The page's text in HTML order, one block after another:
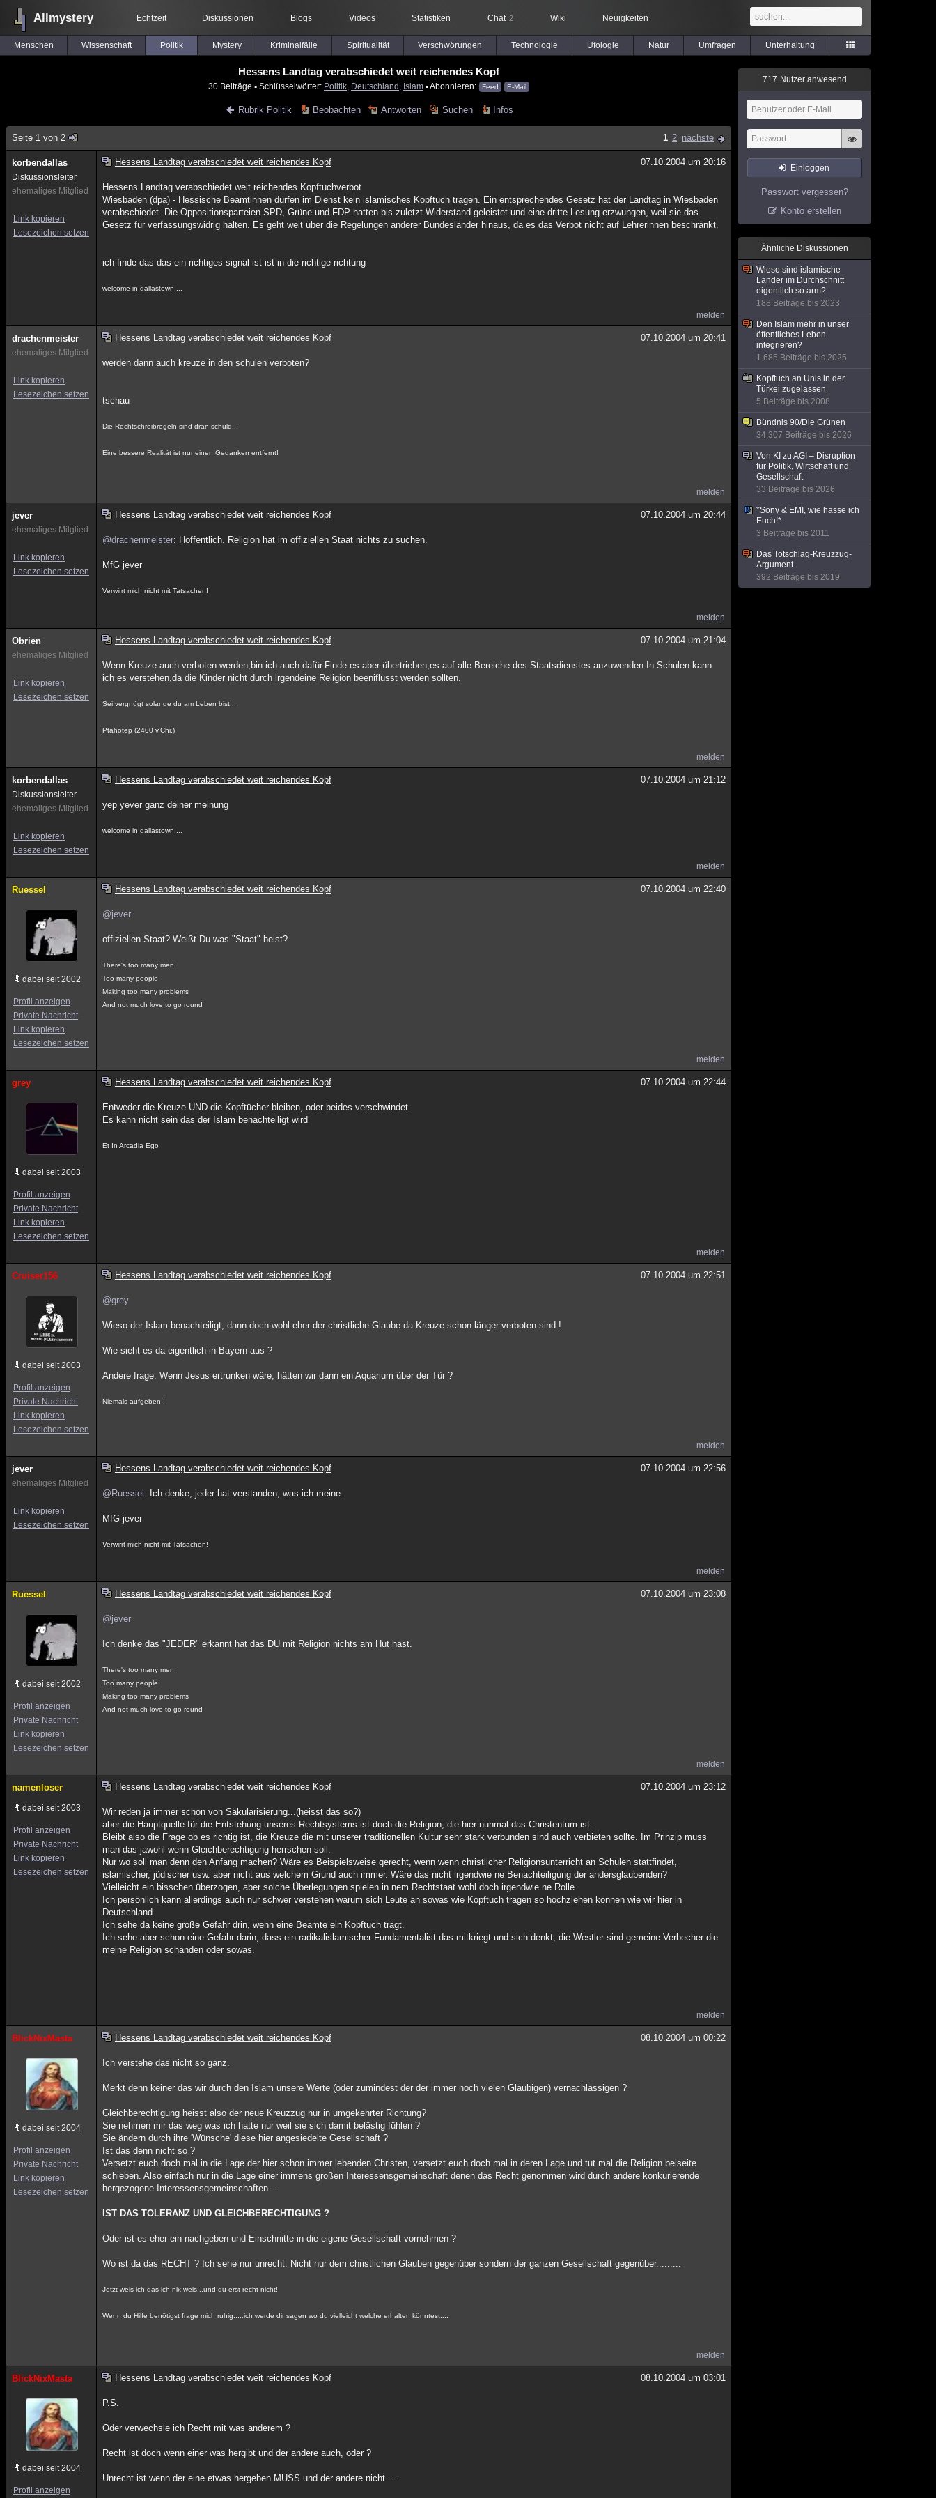
Allmystery Echtzeit Diskussionen Blogs Videos Statistiken Chat 2 Wiki Neuigkeiten
Menschen Wissenschaft Politik Mystery Kriminalfälle Spiritualität Verschwörungen Technologie Ufologie Natur Umfragen Unterhaltung
Hessens Landtag verabschiedet weit reichendes Kopf
30 Beiträge ▪ Schlüsselwörter: Politik Deutschland Islam ▪ Abonnieren: Feed E-Mail
Rubrik Politik Beobachten Antworten Suchen Infos
Seite 1 von 2 1 2 nächste
korbendallas
Diskussionsleiter
ehemaliges Mitglied
Link kopieren
Lesezeichen setzen
Hessens Landtag verabschiedet weit reichendes Kopf 07.10.2004 um 20:16
Hessens Landtag verabschiedet weit reichendes Kopftuchverbot
Wiesbaden (dpa) - Hessische Beamtinnen dürfen im Dienst kein islamisches Kopftuch tragen. Ein entsprechendes Gesetz hat der Landtag in Wiesbaden
verabschiedet. Die Oppositionsparteien SPD, Grüne und FDP hatten bis zuletzt Widerstand geleistet und eine dritte Lesung erzwungen, weil sie das
Gesetz für verfassungswidrig halten. Es geht weit über die Regelungen anderer Bundesländer hinaus, da es das Verbot nicht auf Lehrerinnen beschränkt.
ich finde das das ein richtiges signal ist ist in die richtige richtung
welcome in dallastown....
melden
drachenmeister
ehemaliges Mitglied
Link kopieren
Lesezeichen setzen
Hessens Landtag verabschiedet weit reichendes Kopf 07.10.2004 um 20:41
werden dann auch kreuze in den schulen verboten?
tschau
Die Rechtschreibregeln sind dran schuld...
Eine bessere Realität ist nur einen Gedanken entfernt!
melden
jever
ehemaliges Mitglied
Link kopieren
Lesezeichen setzen
Hessens Landtag verabschiedet weit reichendes Kopf 07.10.2004 um 20:44
@drachenmeister: Hoffentlich. Religion hat im offiziellen Staat nichts zu suchen.
MfG jever
Verwirrt mich nicht mit Tatsachen!
melden
Obrien
ehemaliges Mitglied
Link kopieren
Lesezeichen setzen
Hessens Landtag verabschiedet weit reichendes Kopf 07.10.2004 um 21:04
Wenn Kreuze auch verboten werden,bin ich auch dafür.Finde es aber übertrieben,es auf alle Bereiche des Staatsdienstes anzuwenden.In Schulen kann
ich es verstehen,da die Kinder nicht durch irgendeine Religion beeniflusst werden sollten.
Sei vergnügt solange du am Leben bist...
Ptahotep (2400 v.Chr.)
melden
korbendallas
Diskussionsleiter
ehemaliges Mitglied
Link kopieren
Lesezeichen setzen
Hessens Landtag verabschiedet weit reichendes Kopf 07.10.2004 um 21:12
yep yever ganz deiner meinung
welcome in dallastown....
melden
Ruessel
dabei seit 2002
Profil anzeigen
Private Nachricht
Link kopieren
Lesezeichen setzen
Hessens Landtag verabschiedet weit reichendes Kopf 07.10.2004 um 22:40
@jever
offiziellen Staat? Weißt Du was "Staat" heist?
There's too many men
Too many people
Making too many problems
And not much love to go round
melden
grey
dabei seit 2003
Profil anzeigen
Private Nachricht
Link kopieren
Lesezeichen setzen
Hessens Landtag verabschiedet weit reichendes Kopf 07.10.2004 um 22:44
Entweder die Kreuze UND die Kopftücher bleiben, oder beides verschwindet.
Es kann nicht sein das der Islam benachteiligt wird
Et In Arcadia Ego
melden
Cruiser156
dabei seit 2003
Profil anzeigen
Private Nachricht
Link kopieren
Lesezeichen setzen
Hessens Landtag verabschiedet weit reichendes Kopf 07.10.2004 um 22:51
@grey
Wieso der Islam benachteiligt, dann doch wohl eher der christliche Glaube da Kreuze schon länger verboten sind !
Wie sieht es da eigentlich in Bayern aus ?
Andere frage: Wenn Jesus ertrunken wäre, hätten wir dann ein Aquarium über der Tür ?
Niemals aufgeben !
melden
jever
ehemaliges Mitglied
Link kopieren
Lesezeichen setzen
Hessens Landtag verabschiedet weit reichendes Kopf 07.10.2004 um 22:56
@Ruessel : Ich denke, jeder hat verstanden, was ich meine.
MfG jever
Verwirrt mich nicht mit Tatsachen!
melden
Ruessel
dabei seit 2002
Profil anzeigen
Private Nachricht
Link kopieren
Lesezeichen setzen
Hessens Landtag verabschiedet weit reichendes Kopf 07.10.2004 um 23:08
@jever
Ich denke das "JEDER" erkannt hat das DU mit Religion nichts am Hut hast.
There's too many men
Too many people
Making too many problems
And not much love to go round
melden
namenloser
dabei seit 2003
Profil anzeigen
Private Nachricht
Link kopieren
Lesezeichen setzen
Hessens Landtag verabschiedet weit reichendes Kopf 07.10.2004 um 23:12
Wir reden ja immer schon von Säkularisierung...(heisst das so?)
aber die Hauptquelle für die Entstehung unseres Rechtsystems ist doch die Religion, die hier nunmal das Christentum ist.
Bleibt also die Frage ob es richtig ist, die Kreuze die mit unserer traditionellen Kultur sehr stark verbunden sind auch verbieten sollte. Im Prinzip muss
man das jawohl wenn Gleichberechtigung herrschen soll.
Nur wo soll man denn den Anfang machen? Wäre es Beispielsweise gerecht, wenn wenn christlicher Religionsunterricht an Schulen stattfindet,
islamischer, jüdischer usw. aber nicht aus welchem Grund auch immer. Wäre das nicht irgendwie ne Benachteiligung der andersglaubenden?
Vielleicht ein bisschen überzogen, aber solche Überlegungen spielen in nem Rechtstaat wohl doch irgendwie ne Rolle.
Ich persönlich kann allerdings auch nur schwer verstehen warum sich Leute an sowas wie Kopftuch tragen so hochziehen können wie wir hier in
Deutschland.
Ich sehe da keine große Gefahr drin, wenn eine Beamte ein Kopftuch trägt.
Ich sehe aber schon eine Gefahr darin, dass ein radikalislamischer Fundamentalist das mitkriegt und sich denkt, die Westler sind gemeine Verbecher die
meine Religion schänden oder sowas.
melden
BlickNixMasta
dabei seit 2004
Profil anzeigen
Private Nachricht
Link kopieren
Lesezeichen setzen
Hessens Landtag verabschiedet weit reichendes Kopf 08.10.2004 um 00:22
Ich verstehe das nicht so ganz.
Merkt denn keiner das wir durch den Islam unsere Werte (oder zumindest der der immer noch vielen Gläubigen) vernachlässigen ?
Gleichberechtigung heisst also der neue Kreuzzug nur in umgekehrter Richtung?
Sie nehmen mir das weg was ich hatte nur weil sie sich damit belästig fühlen ?
Sie ändern durch ihre 'Wünsche' diese hier angesiedelte Gesellschaft ?
Ist das denn nicht so ?
Versetzt euch doch mal in die Lage der hier schon immer lebenden Christen, versetzt euch doch mal in deren Lage und tut mal die Religion beiseite
schieben. Also einfach nur in die Lage einer immens großen Interessensgemeinschaft denen das Recht genommen wird durch andere konkurierende
hergezogene Interessensgemeinschaften....
IST DAS TOLERANZ UND GLEICHBERECHTIGUNG ?
Oder ist es eher ein nachgeben und Einschnitte in die eigene Gesellschaft vornehmen ?
Wo ist da das RECHT ? Ich sehe nur unrecht. Nicht nur dem christlichen Glauben gegenüber sondern der ganzen Gesellschaft gegenüber.........
Jetzt weis ich das ich nix weis...und du erst recht nicht!
Wenn du Hilfe benötigst frage mich ruhig.....ich werde dir sagen wo du vielleicht welche erhalten könntest....
melden
BlickNixMasta
dabei seit 2004
Profil anzeigen
Hessens Landtag verabschiedet weit reichendes Kopf 08.10.2004 um 03:01
P.S.
Oder verwechsle ich Recht mit was anderem ?
Recht ist doch wenn einer was hergibt und der andere auch, oder ?
Unrecht ist wenn der eine etwas hergeben MUSS und der andere nicht......
717 Nutzer anwesend
Einloggen
Passwort vergessen?
Konto erstellen
Ähnliche Diskussionen
Wieso sind islamische
Länder im Durchschnitt
eigentlich so arm?
188 Beiträge bis 2023
Den Islam mehr in unser
öffentliches Leben
integrieren?
1.685 Beiträge bis 2025
Kopftuch an Unis in der
Türkei zugelassen
5 Beiträge bis 2008
Bündnis 90/Die Grünen
34.307 Beiträge bis 2026
Von KI zu AGI – Disruption
für Politik, Wirtschaft und
Gesellschaft
33 Beiträge bis 2026
*Sony & EMI, wie hasse ich
Euch!*
3 Beiträge bis 2011
Das Totschlag-Kreuzzug-
Argument
392 Beiträge bis 2019